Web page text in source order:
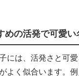
めの活発で可愛い
には、活発さと可
よく似合います。例